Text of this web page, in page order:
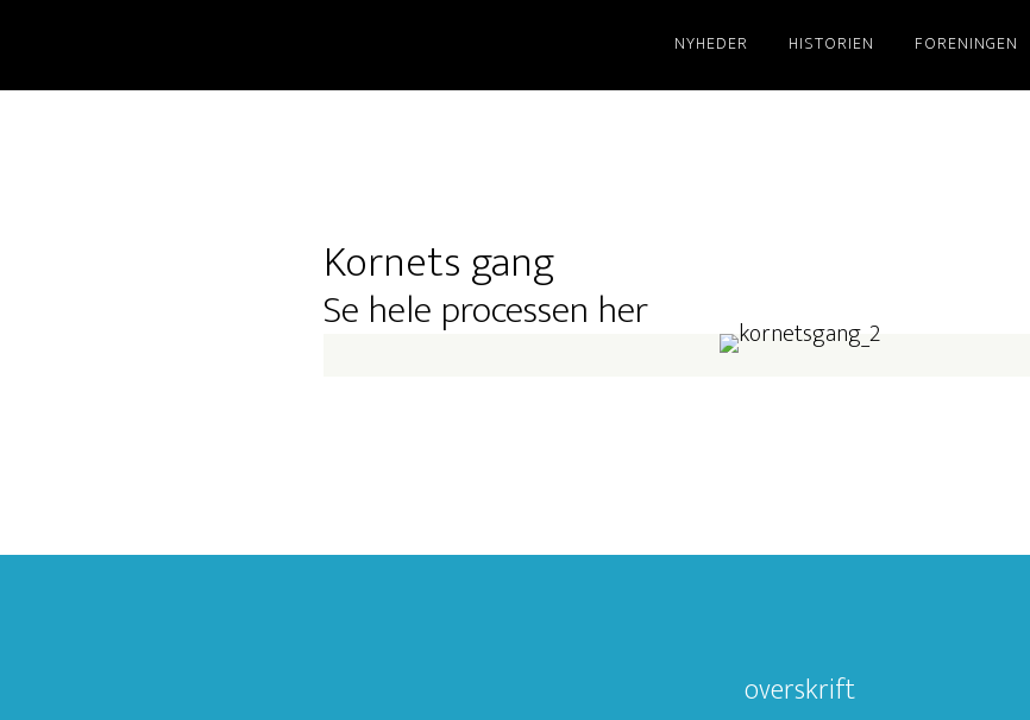
NYHEDER HISTORIEN FORENINGEN
Kornets gang
Se hele processen her
overskrift